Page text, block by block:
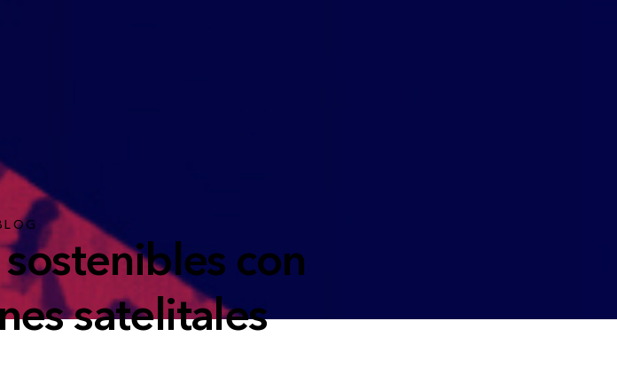
con
satelitales